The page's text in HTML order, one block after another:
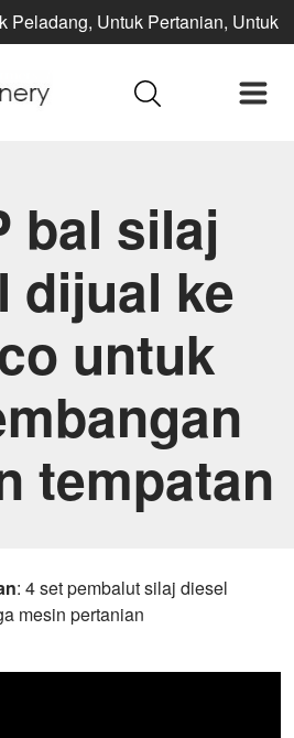
Peladang, Untuk Pertanian, Untuk
bal silaj
dijual ke
untuk
tempatan
: 4 set pembalut silaj diesel
mesin pertanian